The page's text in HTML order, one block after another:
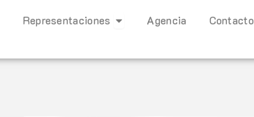
Representaciones Open Representaciones
Agencia Contacto